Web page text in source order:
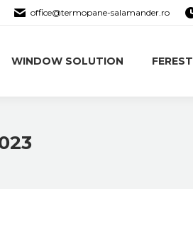
office@termopane-salamander.ro
WINDOW SOLUTION